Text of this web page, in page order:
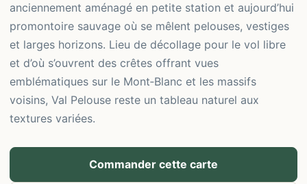
anciennement aménagé en petite station et aujourd’hui
promontoire sauvage où se mêlent pelouses, vestiges
et larges horizons. Lieu de décollage pour le vol libre
et d’où s’ouvrent des crêtes offrant vues
emblématiques sur le Mont‑Blanc et les massifs
voisins, Val Pelouse reste un tableau naturel aux
textures variées.
Commander cette carte